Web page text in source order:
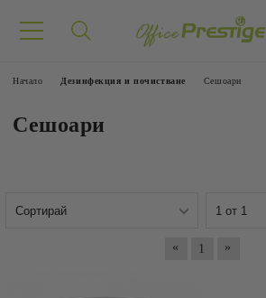
Начало Дезинфекция и почистване Сешоари
Сешоари
« 1 »